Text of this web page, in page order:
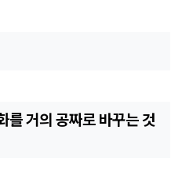
거의 공짜로 바꾸는 것